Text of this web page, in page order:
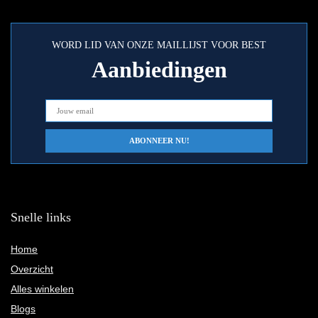
WORD LID VAN ONZE MAILLIJST VOOR BEST
Aanbiedingen
Snelle links
Home
Overzicht
Alles winkelen
Blogs